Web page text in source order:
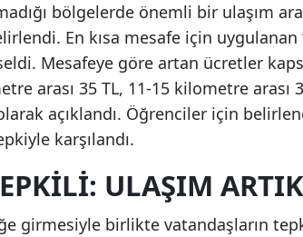
Sivas
Tekirdağ
Tokat
Tunceli
bölgelerde önemli bir ulaşım
En kısa mesafe için
Mesafeye göre artan ücretler
arası 35 TL, 11-15 kilometre arası
açıklandı. Öğrenciler için
karşılandı.
ULAŞIM
girmesiyle birlikte vatandaşların